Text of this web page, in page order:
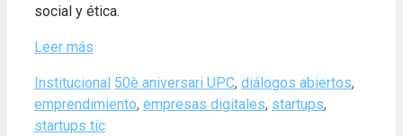
social y ética.
Leer más
Categories
Institucional Tags
50è aniversari UPC, diálogos abiertos,
emprendimiento, empresas digitales, startups,
startups tic